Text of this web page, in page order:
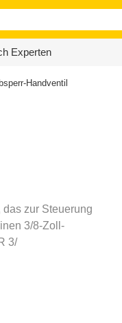
Experten
Handventil
zur Steuerung
3/8-Zoll-
3/